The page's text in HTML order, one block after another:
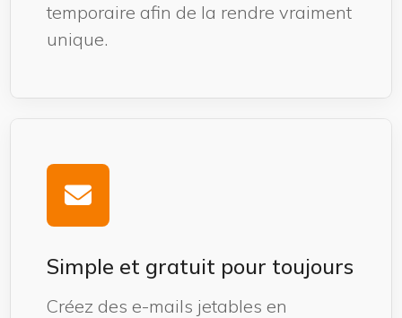
temporaire afin de la rendre vraiment
unique.
Simple et gratuit pour toujours
Créez des e-mails jetables en